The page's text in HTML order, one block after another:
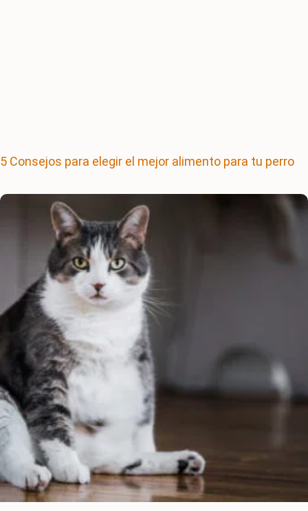
5 Consejos para elegir el mejor alimento para tu perro